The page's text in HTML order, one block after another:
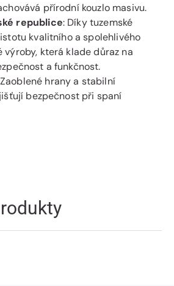
přírodní kouzlo masivu.
republice: Díky tuzemské
kvalitního a spolehlivého
výroby, která klade důraz na
a funkčnost.
hrany a stabilní
bezpečnost při spaní